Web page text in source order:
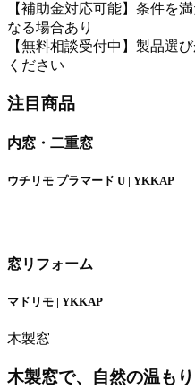
【補助金対応可能】条件を
なる場合あり
【無料相談受付中】製品選
ください
注目商品
内窓・二重窓
ウチリモ プラマード U | YKKAP
窓リフォーム
マドリモ | YKKAP
木製窓
木製窓で、自然の温も